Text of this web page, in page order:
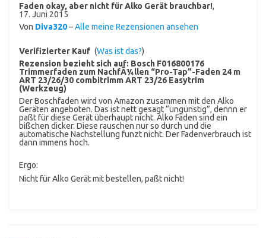
Faden okay, aber nicht für Alko Gerät brauchbar!,
17. Juni 2015
Von Diva320–Alle meine Rezensionen ansehen
Verifizierter Kauf (Was ist das?)
Rezension bezieht sich auf: Bosch F016800176
Trimmerfaden zum NachfÃ¼llen “Pro-Tap”-Faden 24 m
ART 23/26/30 combitrimm ART 23/26 Easytrim
(Werkzeug)
Der Boschfaden wird von Amazon zusammen mit den Alko
Geräten angeboten. Das ist nett gesagt “ungünstig”, dennn er
paßt für diese Gerät überhaupt nicht. Alko Fäden sind ein
bißchen dicker. Diese rauschen nur so durch und die
automatische Nachstellung funzt nicht. Der Fadenverbrauch ist
dann immens hoch.
Ergo:
Nicht für Alko Gerät mit bestellen, paßt nicht!